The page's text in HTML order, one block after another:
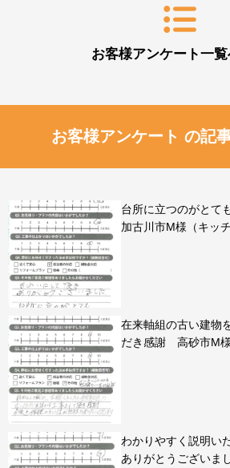
お客様アンケート一
お客様アンケート の記
台所に立つのがとて
加古川市M様（キッ
在来軸組の古い建物
だき感謝 高砂市M様
わかりやすく説明い
ありがとうござい